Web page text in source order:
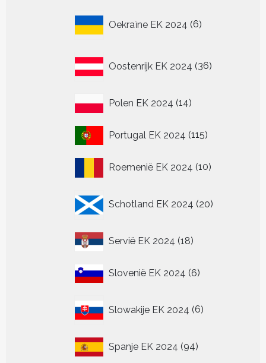
Oekraïne EK 2024 6
producten
Oostenrijk EK 2024 36
producten
Polen EK 2024 1414
Portugal EK 2024 115115
Roemenië EK 2024 1010
Schotland EK 2024 20
producten
Servië EK 2024 1818
Slovenië EK 2024 66
Slowakije EK 2024 6
producten
Spanje EK 2024 9494